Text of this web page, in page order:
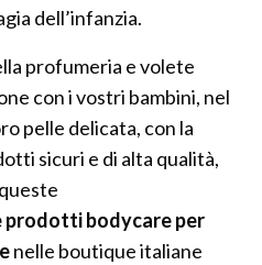
dell’infanzia.
profumeria e volete
con i vostri bambini, nel
pelle delicata, con la
sicuri e di alta qualità,
prodotti bodycare per
nelle boutique italiane